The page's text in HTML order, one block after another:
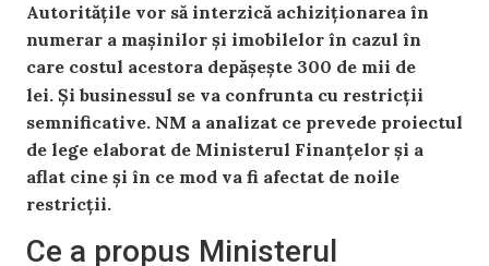
Autoritățile vor să interzică achiziționarea în
numerar a mașinilor și imobilelor în cazul în
care costul acestora depășește 300 de mii de
lei. Și businessul se va confrunta cu restricții
semnificative. NM a analizat ce prevede proiectul
de lege elaborat de Ministerul Finanțelor și a
aflat cine și în ce mod va fi afectat de noile
restricții.
Ce a propus Ministerul